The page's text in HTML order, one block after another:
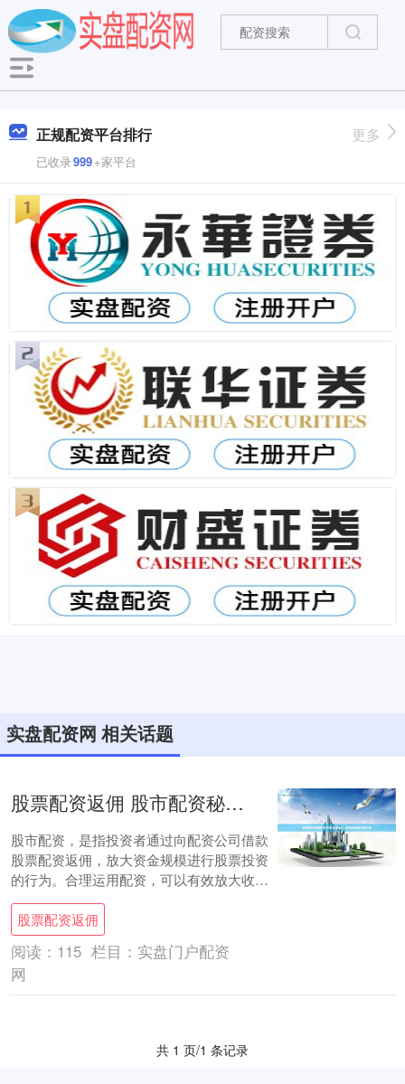
正规配资平台排行
已收录999+家平台
更多
实盘配资网 相关话题
股票配资返佣 股市配资秘籍：轻松撬动财富杠杆
股市配资，是指投资者通过向配资公司借款
股票配资返佣，放大资金规模进行股票投资
的行为。合理运用配资，可以有效放大收
益，但同时也存在一定的风险。 盈透证券是
全球最大....
股票配资返佣
阅读： 115 栏目： 实盘门户配资
网
共 1 页/1 条记录